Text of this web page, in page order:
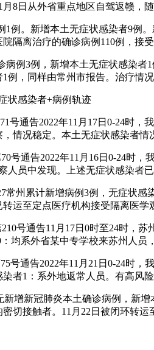
8日从外省重点地区自驾返赣，
1例。新增本土无症状感染者9例
隔离治疗的确诊病例110例，接
病例3例，新增本土无症状感染
例，同样由常州市报告。治疗情
状感染者+病例轨迹
号通告2022年11月17日0-24时
情况稳定。本土无症状感染者
号通告2022年11月16日0-24时
人员中发现。上述无症状感染者
常州累计新增病例3例，无症状
运至定点医疗机构接受隔离医学
号通告11月17日0时至24时，
均系外省某中专学校来苏州人员
号通告2022年11月21日0-24时
者1：系外地返常人员。有高风险
新增新冠肺炎本土确诊病例，新
切接触者。11月22日被闭环转